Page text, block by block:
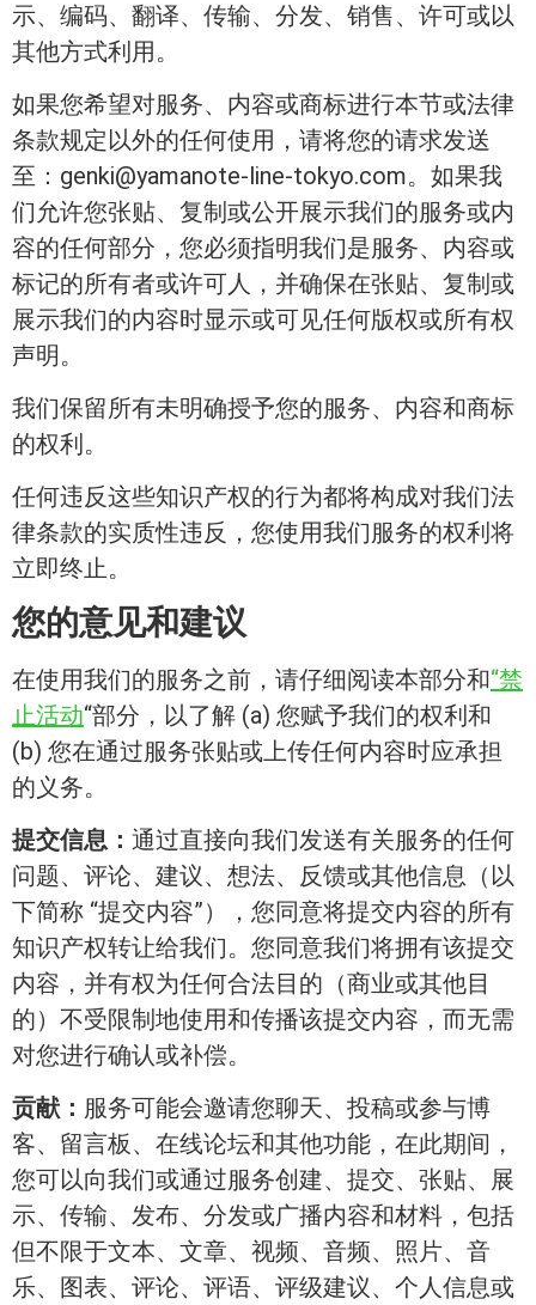
示、编码、翻译、传输、分发、销售、许可或以
其他方式利用。
如果您希望对服务、内容或商标进行本节或法律
条款规定以外的任何使用，请将您的请求发送
至：genki@yamanote-line-tokyo.com。如果我
们允许您张贴、复制或公开展示我们的服务或内
容的任何部分，您必须指明我们是服务、内容或
标记的所有者或许可人，并确保在张贴、复制或
展示我们的内容时显示或可见任何版权或所有权
声明。
我们保留所有未明确授予您的服务、内容和商标
的权利。
任何违反这些知识产权的行为都将构成对我们法
律条款的实质性违反，您使用我们服务的权利将
立即终止。
您的意见和建议
在使用我们的服务之前，请仔细阅读本部分和“禁
止活动“部分，以了解 (a) 您赋予我们的权利和
(b) 您在通过服务张贴或上传任何内容时应承担
的义务。
提交信息： 通过直接向我们发送有关服务的任何
问题、评论、建议、想法、反馈或其他信息（以
下简称 “提交内容”），您同意将提交内容的所有
知识产权转让给我们。您同意我们将拥有该提交
内容，并有权为任何合法目的（商业或其他目
的）不受限制地使用和传播该提交内容，而无需
对您进行确认或补偿。
贡献： 服务可能会邀请您聊天、投稿或参与博
客、留言板、在线论坛和其他功能，在此期间，
您可以向我们或通过服务创建、提交、张贴、展
示、传输、发布、分发或广播内容和材料，包括
但不限于文本、文章、视频、音频、照片、音
乐、图表、评论、评语、评级建议、个人信息或